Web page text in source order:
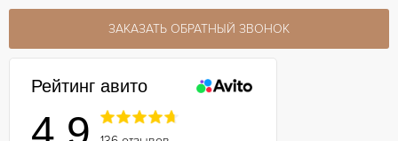
ЗАКАЗАТЬ ОБРАТНЫЙ ЗВОНОК
Рейтинг авито